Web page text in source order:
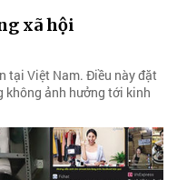
xã hội
tại Việt Nam. Điều này đặt
không ảnh hưởng tới kinh